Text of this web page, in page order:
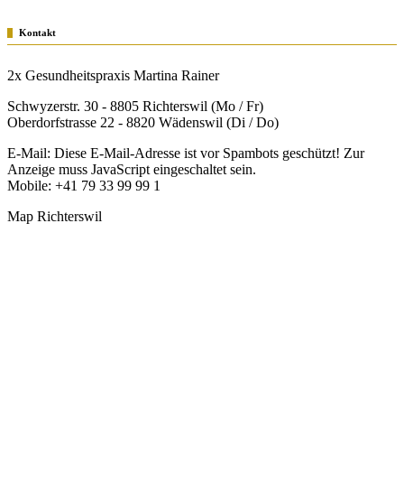
Kontakt
2x Gesundheitspraxis Martina Rainer
Schwyzerstr. 30 - 8805 Richterswil (Mo / Fr)
Oberdorfstrasse 22 - 8820 Wädenswil (Di / Do)
E-Mail: Diese E-Mail-Adresse ist vor Spambots geschützt! Zur
Anzeige muss JavaScript eingeschaltet sein.
Mobile: +41 79 33 99 99 1
Map Richterswil